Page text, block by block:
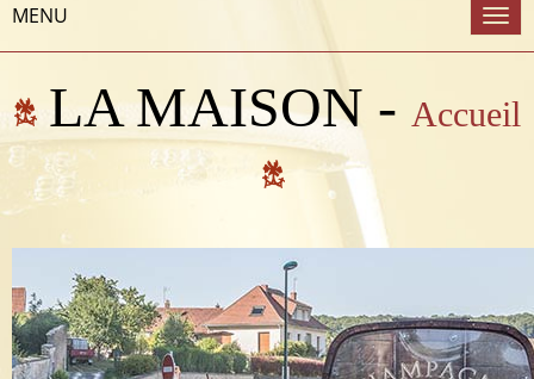
MENU
LA MAISON - Accueil